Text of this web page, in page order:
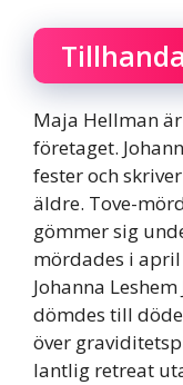
Maja Hellman
företaget.
fester och
äldre. Tove-
gömmer sig
mördades i
Johanna
dömdes till
över
lantlig retreat